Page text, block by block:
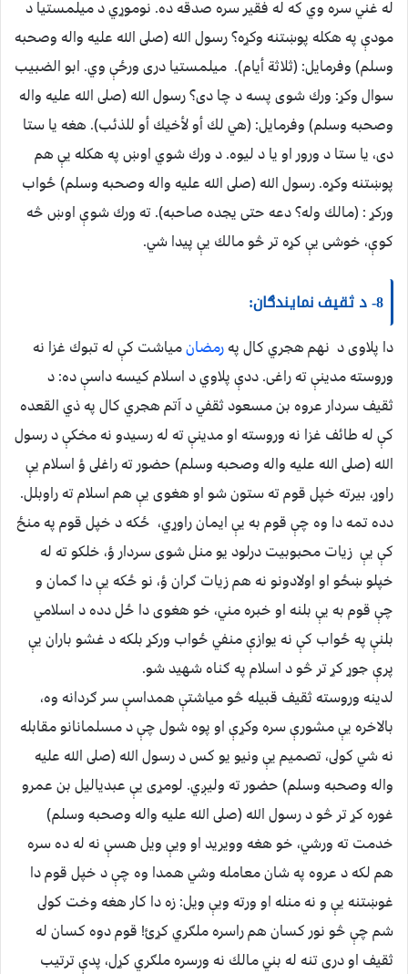
له غني سره وي كه له فقير سره صدقه ده. نوموړي د ميلمستيا د
مودې په هكله پوښتنه وكړه؟ رسول الله (صلى الله عليه واله وصحبه
وسلم) وفرمايل: ‏(‏ثلاثة أيام‏)‏. ميلمستيا درى ورځې وي. ابو الضبيب
سوال وكړ: ورك شوى پسه د چا دى؟ رسول الله (صلى الله عليه واله
وصحبه وسلم) وفرمايل: ‏(‏هي لك أو لأخيك أو للذئب‏). هغه يا ستا
دى، يا ستا د ورور او يا د ليوه. د ورك شوي اوښ په هكله يې هم
پوښتنه وكړه. رسول الله (صلى الله عليه واله وصحبه وسلم) ځواب
وركړ : ‏(‏مالك وله‏؟‏ دعه حتى يجده صاحبه‏)‏‏.‏ ته ورك شوې اوښ څه
كوې، خوشى يې كړه تر څو مالك يې پيدا شي.
8- د ثقيف نمايندګان:
دا پلاوى د نهم هجري كال پهرمضانمياشت كې له تبوك غزا نه
وروسته مدينې ته راغى. ددې پلاوي د اسلام كيسه داسې ده: د
ثقيف سردار عروه بن مسعود ثقفي د آتم هجري كال په ذي القعده
كې له طائف غزا نه وروسته او مدينې ته له رسيدو نه مخكې د رسول
الله (صلى الله عليه واله وصحبه وسلم) حضور ته راغلى ؤ اسلام يې
راوړ، بيرته خپل قوم ته ستون شو او هغوى يې هم اسلام ته راوبلل.
دده تمه دا وه چې قوم به يې ايمان راوړي، ځكه د خپل قوم په منځ
كې يې زيات محبوبيت درلود يو منل شوى سردار ؤ، خلكو ته له
خپلو ښځو او اولادونو نه هم زيات ګران ؤ، نو ځكه يې دا ګمان و
چې قوم به يې بلنه او خبره مني، خو هغوى دا ځل دده د اسلامي
بلنې په ځواب كې نه يوازې منفي ځواب وركړ بلكه د غشو باران يې
پرې جوړ كړ تر څو د اسلام په ګناه شهيد شو.
لدينه وروسته ثقيف قبيله څو مياشتې همداسې سر ګردانه وه،
بالاخره يې مشورې سره وكړې او پوه شول چې د مسلمانانو مقابله
نه شي كولى، تصميم يې ونيو يو كس د رسول الله (صلى الله عليه
واله وصحبه وسلم) حضور ته وليږي. لومړى يې عبدياليل بن عمرو
غوره كړ تر څو د رسول الله (صلى الله عليه واله وصحبه وسلم)
خدمت ته ورشي، خو هغه وويريد او ويې ويل هسې نه له ده سره
هم لكه د عروه په شان معامله وشي همدا وه چې د خپل قوم دا
غوښتنه يې و نه منله او ورته ويې ويل: زه دا كار هغه وخت كولى
شم چې څو نور كسان هم راسره ملګري كړئ! قوم دوه كسان له
ثقيف او درى تنه له بني مالك نه ورسره ملګري كړل، پدې ترتيب